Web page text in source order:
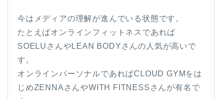
今はメディアの理解が進んでいる状態です。
たとえばオンラインフィットネスであれば
SOELUさんやLEAN BODYさんの人気が高いで
す。
オンラインパーソナルであればCLOUD GYMをは
じめZENNAさんやWITH FITNESSさんが有名で